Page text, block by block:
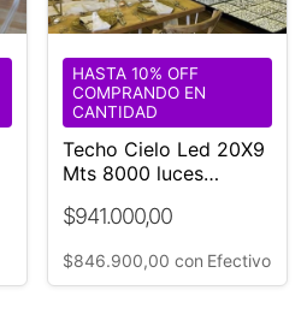
Techo Cielo Led 20X9
Mts 8000 luces
$941.000,00
HASTA 10% OFF
COMPRANDO EN
CANTIDAD
$846.900,00 con Efectivo